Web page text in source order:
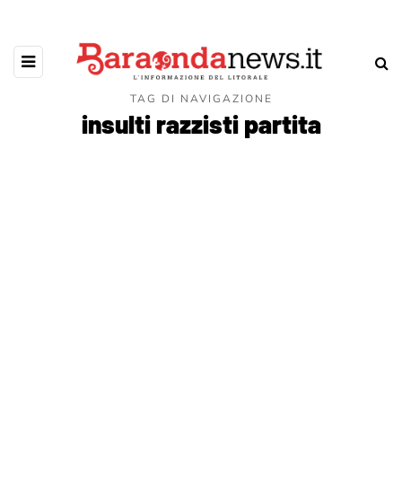
TAG DI NAVIGAZIONE
insulti razzisti partita